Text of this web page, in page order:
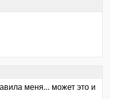
меня... может это и